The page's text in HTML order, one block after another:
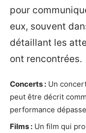
pour
eux, souvent
détaillant les
ont rencontrées.
Concerts : Un
peut être décrit
performance
Films : Un film qui